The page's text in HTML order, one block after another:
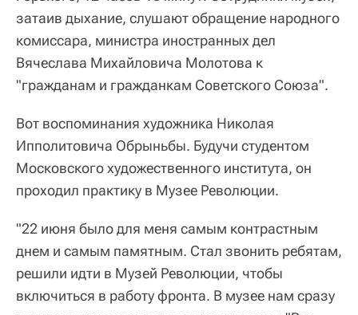
затаив дыхание, слушают обращение народного
комиссара, министра иностранных дел
Вячеслава Михайловича Молотова к
"гражданам и гражданкам Советского Союза".
Вот воспоминания художника Николая
Ипполитовича Обрыньбы. Будучи студентом
Московского художественного института, он
проходил практику в Музее Революции.
"22 июня было для меня самым контрастным
днем и самым памятным. Стал звонить ребятам,
решили идти в Музей Революции, чтобы
включиться в работу фронта. В музее нам сразу